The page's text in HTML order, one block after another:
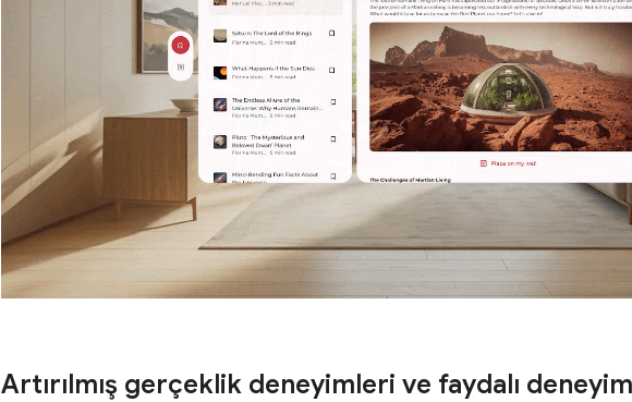
Artırılmış gerçeklik deneyimleri ve faydalı